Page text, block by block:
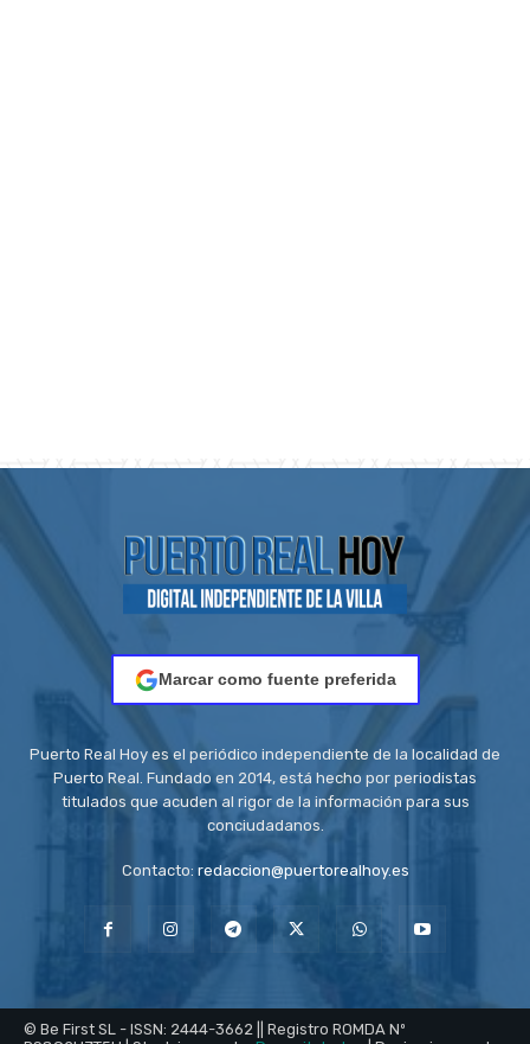
Marcar como fuente preferida
Puerto Real Hoy es el periódico independiente de la localidad de
Puerto Real. Fundado en 2014, está hecho por periodistas
titulados que acuden al rigor de la información para sus
conciudadanos.
Contacto: redaccion@puertorealhoy.es
© Be First SL - ISSN: 2444-3662 || Registro ROMDA Nº